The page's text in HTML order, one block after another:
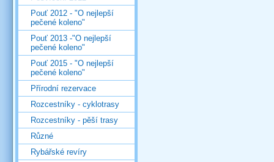
Pouť 2012 - "O nejlepší
pečené koleno"
Pouť 2013 -"O nejlepší
pečené koleno"
Pouť 2015 - "O nejlepší
pečené koleno"
Přírodní rezervace
Rozcestníky - cyklotrasy
Rozcestníky - pěší trasy
Různé
Rybářské revíry